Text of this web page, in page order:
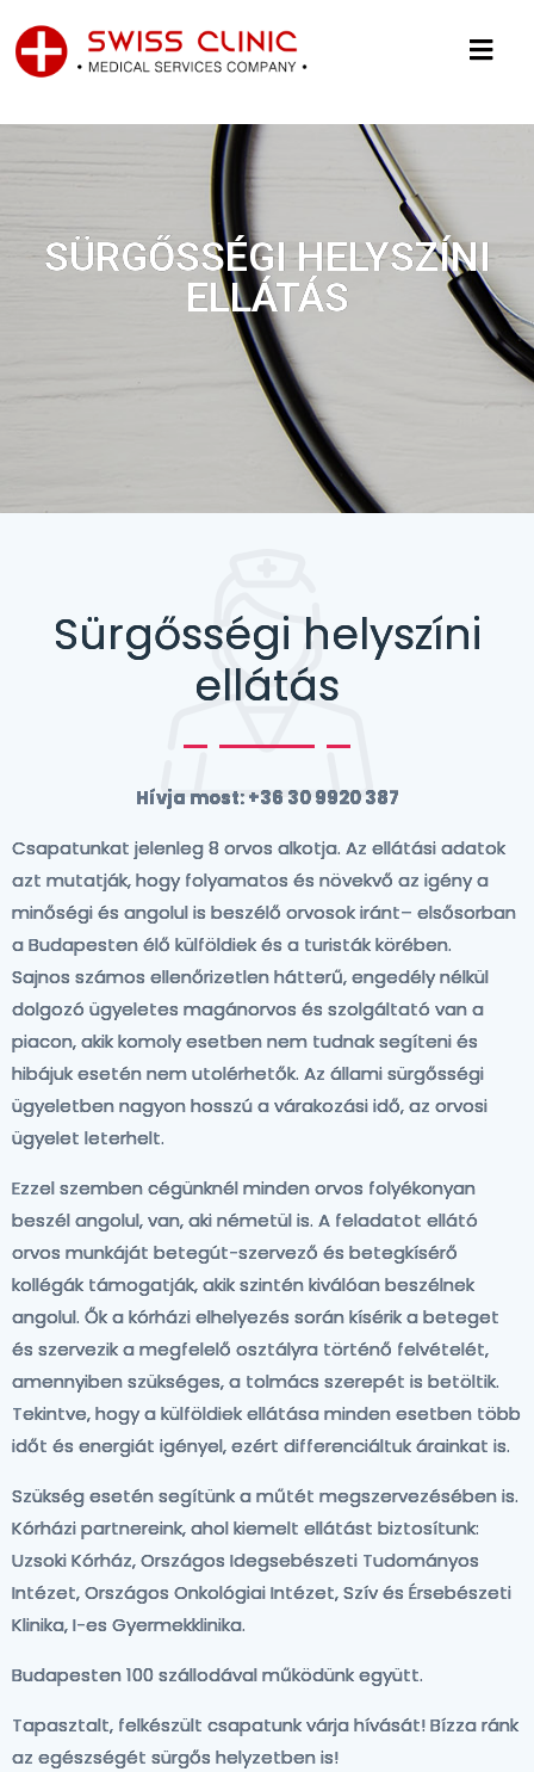
SÜRGŐSSÉGI HELYSZÍNI
ELLÁTÁS
Sürgősségi helyszíni
ellátás
Hívja most: +36 30 9920 387
Csapatunkat jelenleg 8 orvos alkotja. Az ellátási adatok
azt mutatják, hogy folyamatos és növekvő az igény a
minőségi és angolul is beszélő orvosok iránt– elsősorban
a Budapesten élő külföldiek és a turisták körében.
Sajnos számos ellenőrizetlen hátterű, engedély nélkül
dolgozó ügyeletes magánorvos és szolgáltató van a
piacon, akik komoly esetben nem tudnak segíteni és
hibájuk esetén nem utolérhetők. Az állami sürgősségi
ügyeletben nagyon hosszú a várakozási idő, az orvosi
ügyelet leterhelt.
Ezzel szemben cégünknél minden orvos folyékonyan
beszél angolul, van, aki németül is. A feladatot ellátó
orvos munkáját betegút-szervező és betegkísérő
kollégák támogatják, akik szintén kiválóan beszélnek
angolul. Ők a kórházi elhelyezés során kísérik a beteget
és szervezik a megfelelő osztályra történő felvételét,
amennyiben szükséges, a tolmács szerepét is betöltik.
Tekintve, hogy a külföldiek ellátása minden esetben több
időt és energiát igényel, ezért differenciáltuk árainkat is.
Szükség esetén segítünk a műtét megszervezésében is.
Kórházi partnereink, ahol kiemelt ellátást biztosítunk:
Uzsoki Kórház, Országos Idegsebészeti Tudományos
Intézet, Országos Onkológiai Intézet, Szív és Érsebészeti
Klinika, I-es Gyermekklinika.
Budapesten 100 szállodával működünk együtt.
Tapasztalt, felkészült csapatunk várja hívását! Bízza ránk
az egészségét sürgős helyzetben is!